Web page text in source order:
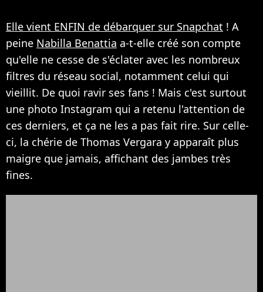
Elle vient ENFIN de débarquer sur Snapchat ! A
peine Nabilla Benattia a-t-elle créé son compte
qu'elle ne cesse de s'éclater avec les nombreux
filtres du réseau social, notamment celui qui
vieillit. De quoi ravir ses fans ! Mais c'est surtout
une photo Instagram qui a retenu l'attention de
ces derniers, et ça ne les a pas fait rire. Sur celle-
ci, la chérie de Thomas Vergara y apparaît plus
maigre que jamais, affichant des jambes très
fines.